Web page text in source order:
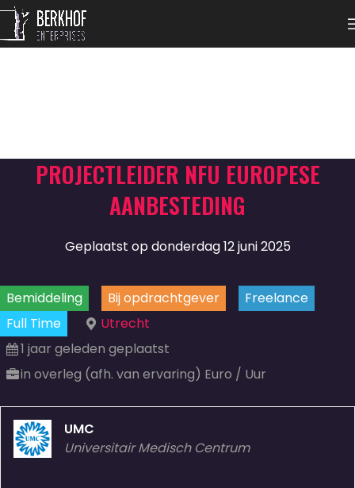
PROJECTLEIDER NFU EUROPESE
AANBESTEDING
Geplaatst op donderdag 12 juni 2025
Bemiddeling Bij opdrachtgever
Freelance
Full Time
Utrecht
1 jaar geleden geplaatst
in overleg (afh. van ervaring) Euro / Uur
UMC
Universitair Medisch Centrum